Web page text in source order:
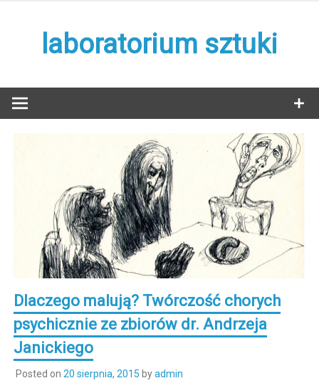
laboratorium sztuki
Dlaczego malują? Twórczość chorych
psychicznie ze zbiorów dr. Andrzeja
Janickiego
Posted on 20 sierpnia, 2015 byadmin